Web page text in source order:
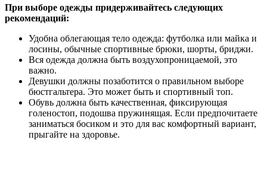
При выборе одежды придерживайтесь следующих
рекомендаций:
Удобна облегающая тело одежда: футболка или майка и
лосины, обычные спортивные брюки, шорты, бриджи.
Вся одежда должна быть воздухопроницаемой, это
важно.
Девушки должны позаботится о правильном выборе
бюстгальтера. Это может быть и спортивный топ.
Обувь должна быть качественная, фиксирующая
голеностоп, подошва пружинящая. Если предпочитаете
заниматься босиком и это для вас комфортный вариант,
прыгайте на здоровье.